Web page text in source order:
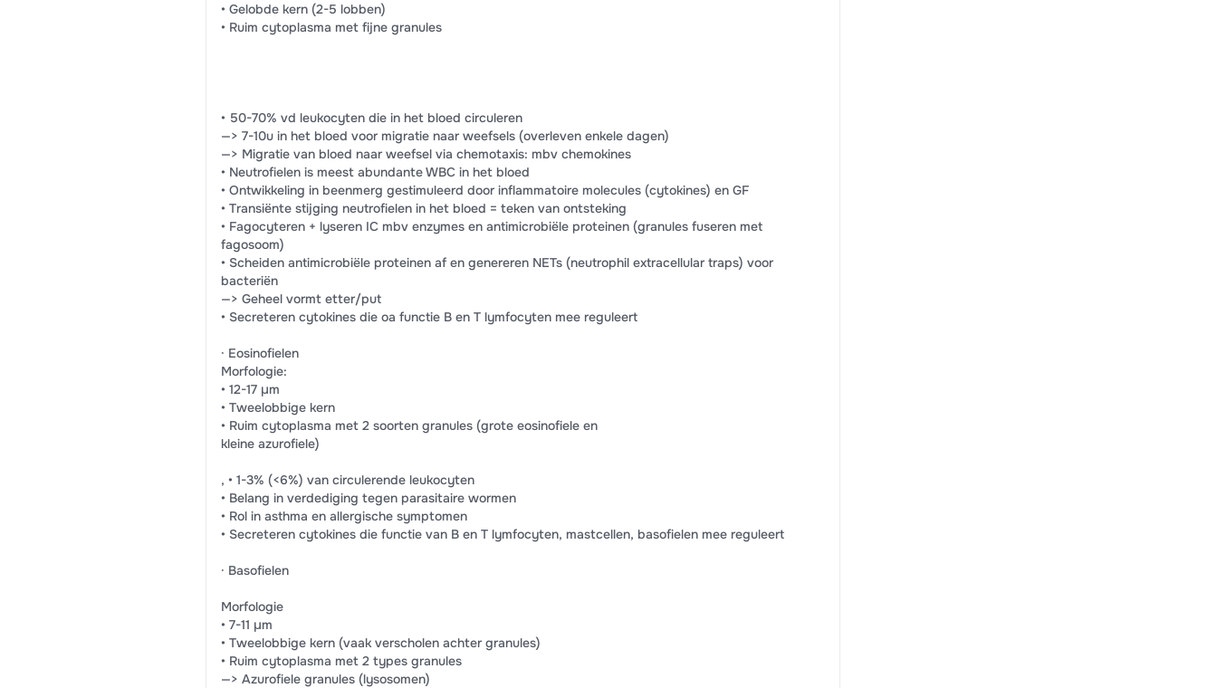
• Gelobde kern (2-5 lobben)
• Ruim cytoplasma met fijne granules
• 50-70% vd leukocyten die in het bloed circuleren
—> 7-10u in het bloed voor migratie naar weefsels (overleven enkele dagen)
—> Migratie van bloed naar weefsel via chemotaxis: mbv chemokines
• Neutrofielen is meest abundante WBC in het bloed
• Ontwikkeling in beenmerg gestimuleerd door inflammatoire molecules (cytokines) en GF
• Transiënte stijging neutrofielen in het bloed = teken van ontsteking
• Fagocyteren + lyseren IC mbv enzymes en antimicrobiële proteinen (granules fuseren met
fagosoom)
• Scheiden antimicrobiële proteinen af en genereren NETs (neutrophil extracellular traps) voor
bacteriën
—> Geheel vormt etter/put
• Secreteren cytokines die oa functie B en T lymfocyten mee reguleert
· Eosinofielen
Morfologie:
• 12-17 µm
• Tweelobbige kern
• Ruim cytoplasma met 2 soorten granules (grote eosinofiele en
kleine azurofiele)
, • 1-3% (<6%) van circulerende leukocyten
• Belang in verdediging tegen parasitaire wormen
• Rol in asthma en allergische symptomen
• Secreteren cytokines die functie van B en T lymfocyten, mastcellen, basofielen mee reguleert
· Basofielen
Morfologie
• 7-11 µm
• Tweelobbige kern (vaak verscholen achter granules)
• Ruim cytoplasma met 2 types granules
—> Azurofiele granules (lysosomen)